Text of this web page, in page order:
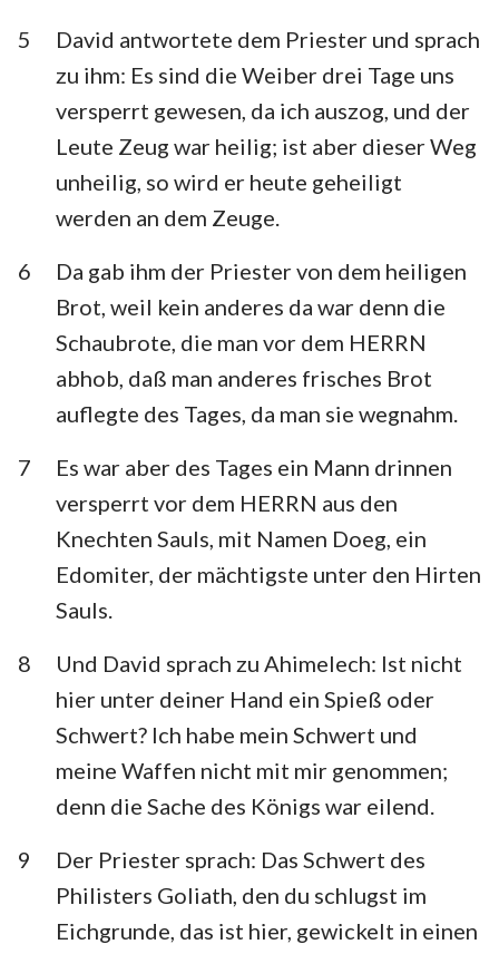
2 4 5
8
9 10 11 12 13
14
22
23 24 25 26 27
28
29
30 31
5
David antwortete dem Priester und sprach
zu ihm: Es sind die Weiber drei Tage uns
versperrt gewesen, da ich auszog, und der
Leute Zeug war heilig; ist aber dieser Weg
unheilig, so wird er heute geheiligt
werden an dem Zeuge.
6
Da gab ihm der Priester von dem heiligen
Brot, weil kein anderes da war denn die
Schaubrote, die man vor dem HERRN
abhob, daß man anderes frisches Brot
auflegte des Tages, da man sie wegnahm.
7
Es war aber des Tages ein Mann drinnen
versperrt vor dem HERRN aus den
Knechten Sauls, mit Namen Doeg, ein
Edomiter, der mächtigste unter den Hirten
Sauls.
8
Und David sprach zu Ahimelech: Ist nicht
hier unter deiner Hand ein Spieß oder
Schwert? Ich habe mein Schwert und
meine Waffen nicht mit mir genommen;
denn die Sache des Königs war eilend.
9
Der Priester sprach: Das Schwert des
Philisters Goliath, den du schlugst im
Eichgrunde, das ist hier, gewickelt in einen